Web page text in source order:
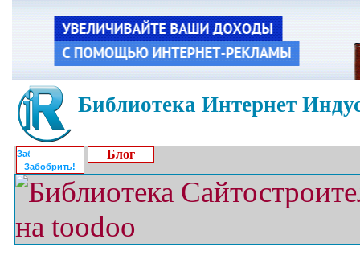
Библиотека Интернет
Забобрить!
Блог